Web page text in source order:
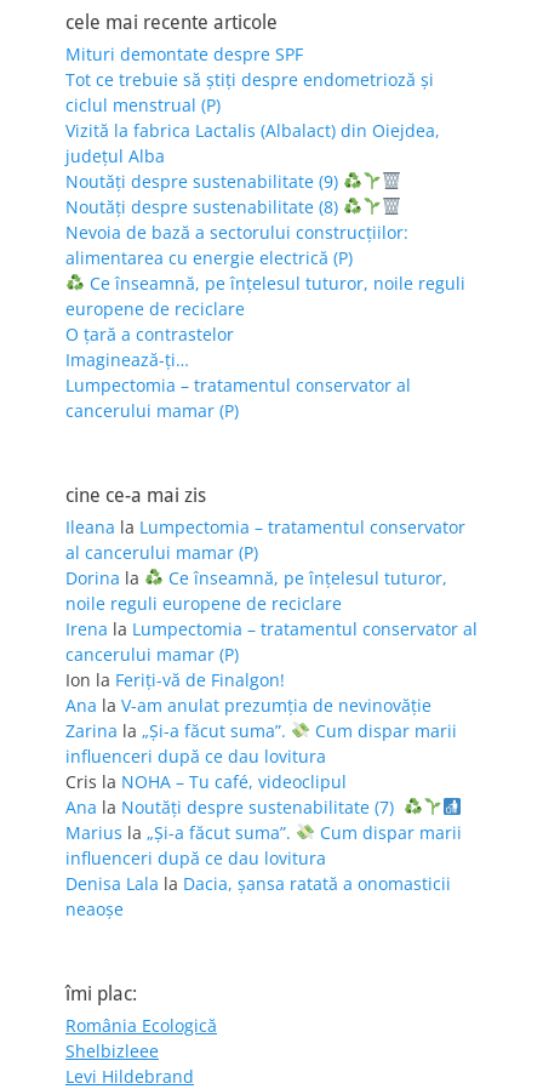
cele mai recente articole
Mituri demontate despre SPF
Tot ce trebuie să știți despre endometrioză și
ciclul menstrual (P)
Vizită la fabrica Lactalis (Albalact) din Oiejdea,
județul Alba
Noutăți despre sustenabilitate (9)
Noutăți despre sustenabilitate (8)
Nevoia de bază a sectorului construcțiilor:
alimentarea cu energie electrică (P)
Ce înseamnă, pe înțelesul tuturor, noile reguli
europene de reciclare
O țară a contrastelor
Imaginează-ți…
Lumpectomia – tratamentul conservator al
cancerului mamar (P)
cine ce-a mai zis
Ileana la Lumpectomia – tratamentul conservator
al cancerului mamar (P)
Dorina la
Ce înseamnă, pe înțelesul tuturor,
noile reguli europene de reciclare
Irena la Lumpectomia – tratamentul conservator al
cancerului mamar (P)
Ion la Feriţi-vă de Finalgon!
Ana la V-am anulat prezumția de nevinovăție
Zarina la „Și-a făcut suma”.
Cum dispar marii
influenceri după ce dau lovitura
Cris la NOHA – Tu café, videoclipul
Ana la Noutăți despre sustenabilitate (7)
Marius la „Și-a făcut suma”.
Cum dispar marii
influenceri după ce dau lovitura
Denisa Lala la Dacia, șansa ratată a onomasticii
neaoșe
îmi plac:
România Ecologică
Shelbizleee
Levi Hildebrand